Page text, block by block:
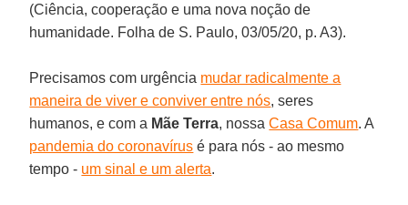
(Ciência, cooperação e uma nova noção de
humanidade. Folha de S. Paulo, 03/05/20, p. A3).
Precisamos com urgência mudar radicalmente a
maneira de viver e conviver entre nós, seres
humanos, e com a Mãe Terra, nossaCasa Comum. A
pandemia do coronavírus é para nós - ao mesmo
tempo - um sinal e um alerta.